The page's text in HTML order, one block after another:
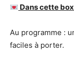
Dans cette
Au programme :
faciles à porter.